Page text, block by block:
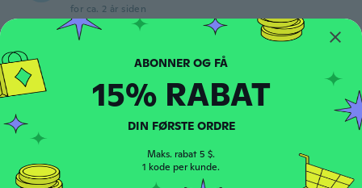
for ca. 2 år siden
S Tilmeldt 2019 · 35 anmeldelser
for ca. 2 år siden
J Tilmeldt 2017 · 23 anmeldelser
for ca. 2 år siden
15% RABAT
DIN FØRSTE ORDRE
Maks. rabat 5 $.
1 kode per kunde.